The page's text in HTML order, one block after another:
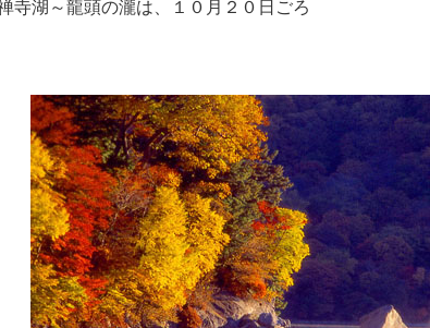
寺湖～龍頭の瀧は、１０月２０日ごろ